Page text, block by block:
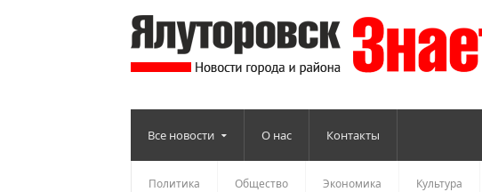
Все новости О нас Контакты
Политика Общество Экономика Культура